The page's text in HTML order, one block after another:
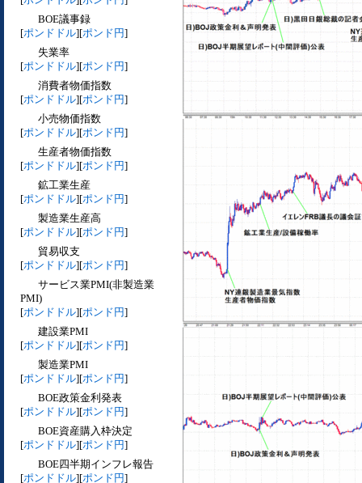
BOE議事録
[ポンドドル][ポンド円]
失業率
[ポンドドル][ポンド円]
消費者物価指数
[ポンドドル][ポンド円]
小売物価指数
[ポンドドル][ポンド円]
生産者物価指数
[ポンドドル][ポンド円]
鉱工業生産
[ポンドドル][ポンド円]
製造業生産高
[ポンドドル][ポンド円]
貿易収支
[ポンドドル][ポンド円]
サービス業PMI(非製造業
PMI)
[ポンドドル][ポンド円]
建設業PMI
[ポンドドル][ポンド円]
製造業PMI
[ポンドドル][ポンド円]
BOE政策金利発表
[ポンドドル][ポンド円]
BOE資産購入枠決定
[ポンドドル][ポンド円]
BOE四半期インフレ報告
[ポンドドル][ポンド円]